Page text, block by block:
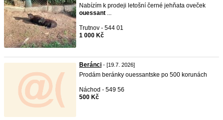
Nabízím k prodeji letošní černé jehňata oveček
ouessant ...
Trutnov - 544 01
1 000 Kč
Beránci - [19.7. 2026]
Prodám beránky ouessantske po 500 korunách
Náchod - 549 56
500 Kč